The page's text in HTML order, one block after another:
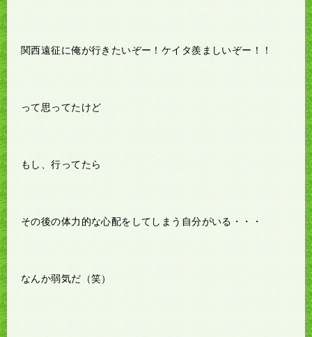
関西遠征に俺が行きたいぞー！ケイタ羨ましいぞー！！
って思ってたけど
もし、行ってたら
その後の体力的な心配をしてしまう自分がいる・・・
なんか弱気だ（笑）